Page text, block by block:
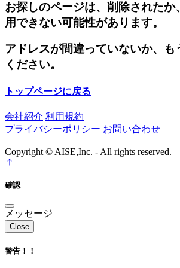
お探しのページは、削除されたか
用できない可能性があります。
アドレスが間違っていないか、も
ください。
トップページに戻る
会社紹介 利用規約
プライバシーポリシー お問い合わせ
Copyright © AISE,Inc. - All rights reserved.
確認
メッセージ
Close
警告！！